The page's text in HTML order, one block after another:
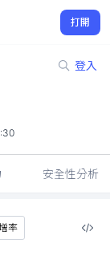
打開
登入
安全性分析
率